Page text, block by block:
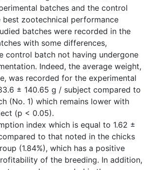
batches and the control
best zootechnical performance
batches were recorded in the
with some differences,
control batch not having undergone
Indeed, the average weight,
was recorded for the experimental
± 140.65 g / subject compared to
(No. 1) which remains lower with
(p < 0.05).
index which is equal to 1.62 ±
to that noted in the chicks
(1.84%), which has a positive
of the breeding. In addition,